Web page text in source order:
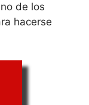
de los
hacerse